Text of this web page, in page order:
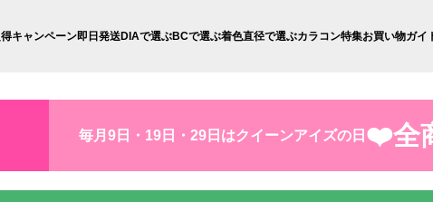
キャンペーン即日発送DIAで選ぶBCで選ぶ着色直径で選ぶカラコン特集お買い物ガイ
毎月9日・19日・29日はクイーンアイズの日 ❤️全